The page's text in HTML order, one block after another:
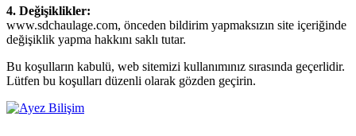
4. Değişiklikler:
www.sdchaulage.com, önceden bildirim yapmaksızın site içeriğinde
değişiklik yapma hakkını saklı tutar.
Bu koşulların kabulü, web sitemizi kullanımınız sırasında geçerlidir.
Lütfen bu koşulları düzenli olarak gözden geçirin.